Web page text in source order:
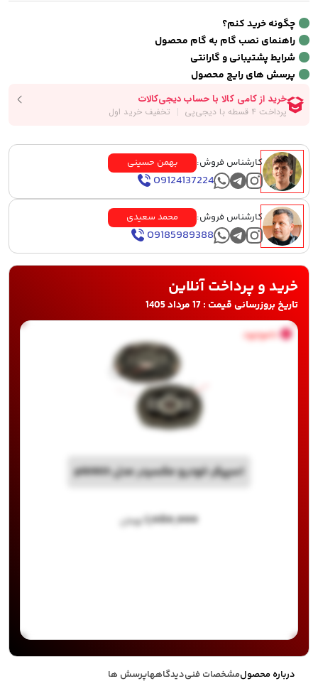
چگونه خرید کنم؟
راهنمای نصب گام به گام محصول
شرایط پشتیبانی و گارانتی
پرسش های رایج محصول
کارشناس فروش: بهمن حسینی
09124137224
کارشناس فروش: محمد سعیدی
09185989388
خرید و پرداخت آنلاین
تاریخ بروزرسانی قیمت : 17 مرداد 1405
ناموجود
اسپیکر خودرو مکسیدر مدل pl6903
۱,۰۸۰,۰۰۰ تومان
درباره محصولمشخصات فنیدیدگاههاپرسش ها